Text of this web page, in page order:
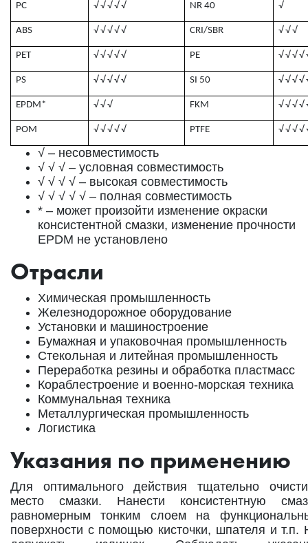
PC √ √ √ √ √ NR 40 √
ABS √ √ √ √ √ CRI/SBR √ √ √
PET √ √ √ √ √ PE √ √ √ √
PS √ √ √ √ √ SI 50 √ √ √ √
EPDM* √ √ √ FKM √ √ √ √
POM √ √ √ √ √ PTFE √ √ √ √
√ – несовместимость
√ √ √ – условная совместимость
√ √ √ √ – высокая совместимость
√ √ √ √ √ – полная совместимость
* – может произойти изменение окраски
консистентной смазки, изменение прочности
EPDM не установлено
Отрасли
Химическая промышленность
Железнодорожное оборудование
Установки и машиностроение
Бумажная и упаковочная промышленность
Стекольная и литейная промышленность
Переработка резины и обработка пластмасс
Кораблестроение и военно-морская техника
Коммунальная техника
Металлургическая промышленность
Логистика
Указания по применению
Для оптимального действия тщательно
место смазки. Нанести консистентную
равномерным тонким слоем на
поверхности с помощью кисточки, шпателя и т.п.